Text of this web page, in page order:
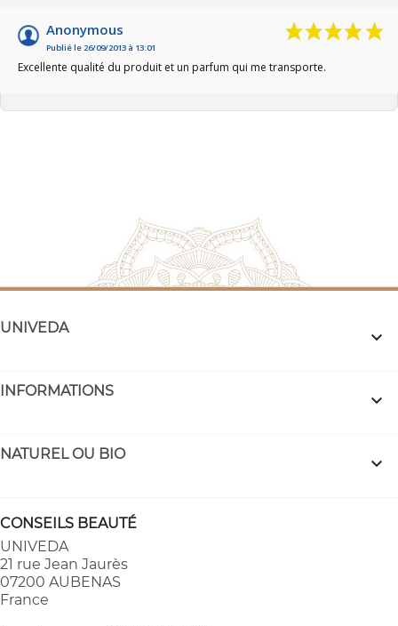
Anonymous
Publié le 26/09/2013 à 13:01
Excellente qualité du produit et un parfum qui me transporte.
UNIVEDA 
INFORMATIONS 
NATUREL OU BIO 
CONSEILS BEAUTÉ
UNIVEDA
21 rue Jean Jaurès
07200 AUBENAS
France